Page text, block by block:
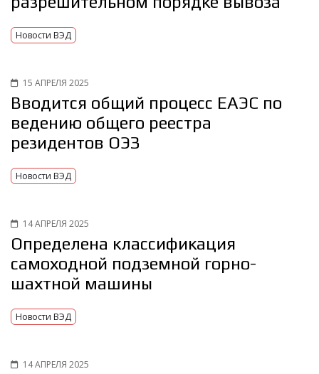
Новости ВЭД
15 АПРЕЛЯ 2025
Вводится общий процесс ЕАЭС по
ведению общего реестра
резидентов ОЭЗ
Новости ВЭД
14 АПРЕЛЯ 2025
Определена классификация
самоходной подземной горно-
шахтной машины
Новости ВЭД
14 АПРЕЛЯ 2025